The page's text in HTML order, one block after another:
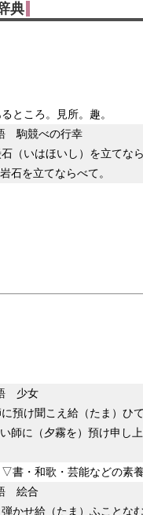
典
ところ。見所。趣。
駒競べの行幸
石（いはほいし）を立てなら
石を立てならべて。
少女
に預け聞こえ給（たま）ひ
師に（夕霧を）預け申し
書・和歌・芸能などの素養
絵合
弾かせ給（たま）ふこと